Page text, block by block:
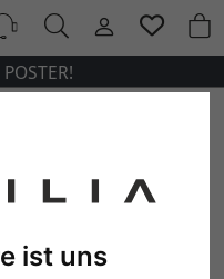
ist uns
POSTER!